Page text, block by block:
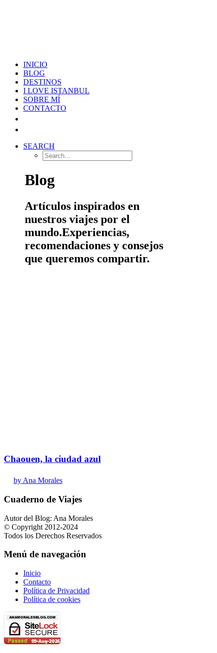
INICIO
BLOG
DESTINOS
I LOVE ISTANBUL
SOBRE MÍ
CONTACTO
SEARCH
Blog
Artículos inspirados en
nuestros viajes por el
mundo.Experiencias,
recomendaciones y consejos
que queremos compartir.
Chaouen, la ciudad azul
by Ana Morales
Cuaderno de Viajes
Autor del Blog: Ana Morales
© Copyright 2012-2024
Todos los Derechos Reservados
Menú de navegación
Inicio
Contacto
Política de Privacidad
Política de cookies